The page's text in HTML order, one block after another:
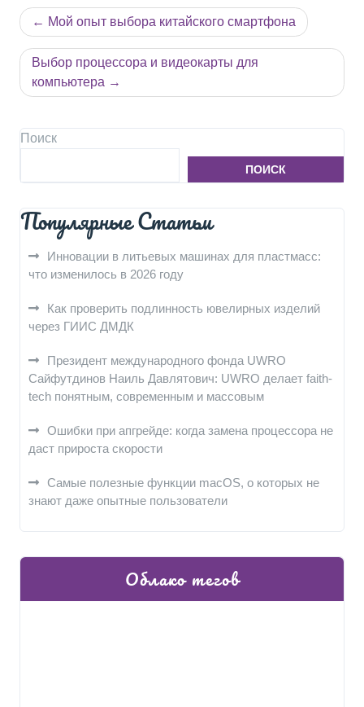
Навигация
по
записям
Мой опыт выбора китайского смартфона
Выбор процессора и видеокарты для
компьютера
Поиск
ПОИСК
Популярные Статьи
Инновации в литьевых машинах для пластмасс:
что изменилось в 2026 году
Как проверить подлинность ювелирных изделий
через ГИИС ДМДК
Президент международного фонда UWRO
Сайфутдинов Наиль Давлятович: UWRO делает faith-
tech понятным, современным и массовым
Ошибки при апгрейде: когда замена процессора не
даст прироста скорости
Самые полезные функции macOS, о которых не
знают даже опытные пользователи
Облако тегов